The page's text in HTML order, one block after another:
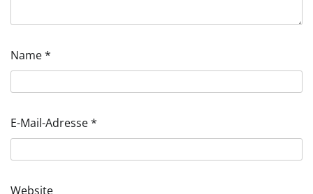
Name*
E-Mail-Adresse*
Website